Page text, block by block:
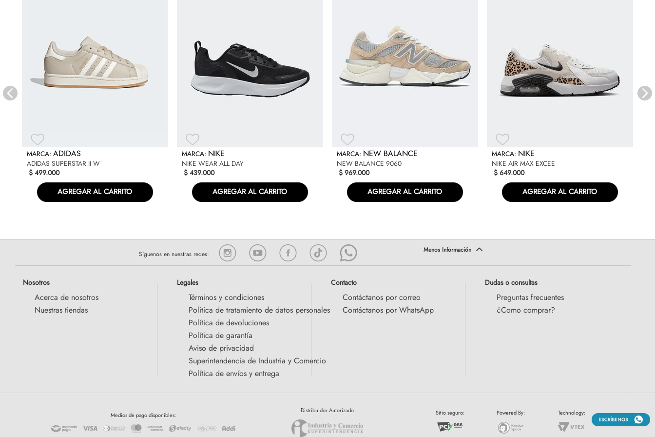
Especificaciones
ADIDAS
ADIDAS SUPERSTAR II W
$ 499.000
AGREGAR AL CARRITO
NIKE
NIKE WEAR ALL DAY
$ 439.000
AGREGAR AL CARRITO
NEW BALANCE
NEW BALANCE 9060
$ 969.000
AGREGAR AL CARRITO
NIKE
NIKE AIR MAX EXCEE
$ 649.000
AGREGAR AL CARRITO
Síguenos en nuestras redes:
Nosotros
Acerca de nosotros
Nuestras tiendas
Legales
Términos y condiciones
Política de tratamiento de datos personales
Política de devoluciones
Política de garantía
Aviso de privacidad
Superintendencia de Industria y Comercio
Política de envíos y entrega
Contacto
Contáctanos por correo
Contáctanos por WhatsApp
Dudas o consultas
Preguntas frecuentes
¿Como comprar?
Medios de pago disponibles:
Distribuidor Autorizado Sitio seguro: Powered By: Technology: